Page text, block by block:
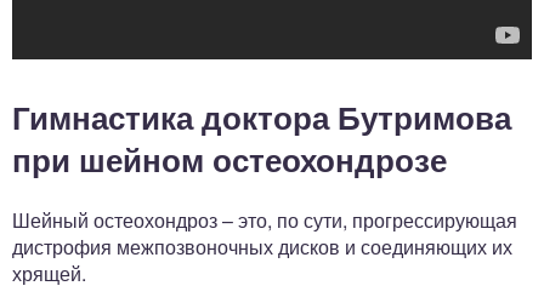
Гимнастика доктора Бутримова
при шейном остеохондрозе
Шейный остеохондроз – это, по сути, прогрессирующая
дистрофия межпозвоночных дисков и соединяющих их
хрящей.